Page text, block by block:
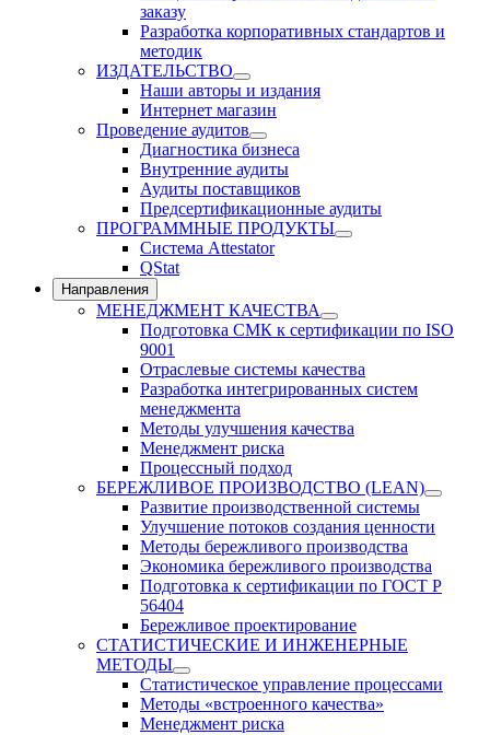
заказу
Разработка корпоративных стандартов и
методик
ИЗДАТЕЛЬСТВО
Наши авторы и издания
Интернет магазин
Проведение аудитов
Диагностика бизнеса
Внутренние аудиты
Аудиты поставщиков
Предсертификационные аудиты
ПРОГРАММНЫЕ ПРОДУКТЫ
Система Attestator
QStat
Направления
МЕНЕДЖМЕНТ КАЧЕСТВА
Подготовка СМК к сертификации по ISO
9001
Отраслевые системы качества
Разработка интегрированных систем
менеджмента
Методы улучшения качества
Менеджмент риска
Процессный подход
БЕРЕЖЛИВОЕ ПРОИЗВОДСТВО (LEAN)
Развитие производственной системы
Улучшение потоков создания ценности
Методы бережливого производства
Экономика бережливого производства
Подготовка к сертификации по ГОСТ Р
56404
Бережливое проектирование
СТАТИСТИЧЕСКИЕ И ИНЖЕНЕРНЫЕ
МЕТОДЫ
Статистическое управление процессами
Методы «встроенного качества»
Менеджмент риска